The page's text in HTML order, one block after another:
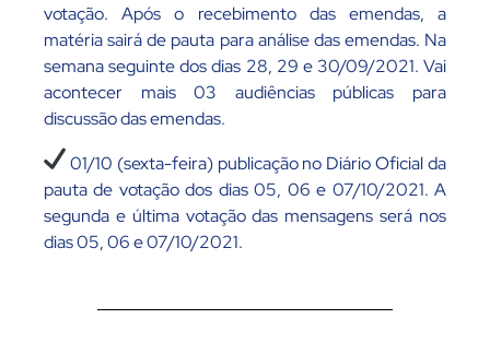
votação. Após o recebimento das emendas, a
matéria sairá de pauta para análise das emendas. Na
semana seguinte dos dias 28, 29 e 30/09/2021. Vai
acontecer mais 03 audiências públicas para
discussão das emendas.
01/10 (sexta-feira) publicação no Diário Oficial da
pauta de votação dos dias 05, 06 e 07/10/2021. A
segunda e última votação das mensagens será nos
dias 05, 06 e 07/10/2021.